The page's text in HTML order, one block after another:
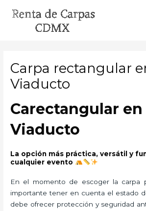
Carpa rectangular
Viaducto
Carectangular en
Viaducto
La opción más práctica, versátil y
cualquier evento
En el momento de escoger la carpa
importante tener en cuenta el estado
debe ofrecer protección y seguridad